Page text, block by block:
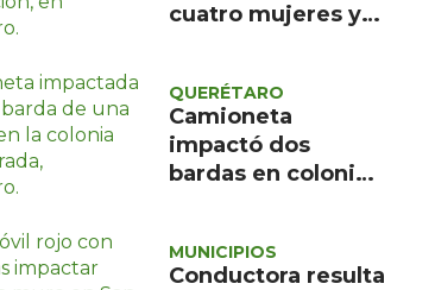
cuatro mujeres y
prehospitalaria
QUERÉTARO
Camioneta
impactó dos
bardas en colonia
descartó riesgos
MUNICIPIOS
Conductora resulta